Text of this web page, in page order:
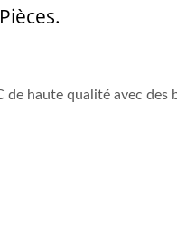
de haute qualité avec